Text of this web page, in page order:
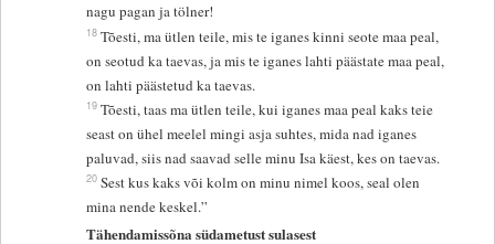
nagu pagan ja tölner!
18 Tõesti, ma ütlen teile, mis te iganes kinni seote maa peal,
on seotud ka taevas, ja mis te iganes lahti päästate maa peal,
on lahti päästetud ka taevas.
19 Tõesti, taas ma ütlen teile, kui iganes maa peal kaks teie
seast on ühel meelel mingi asja suhtes, mida nad iganes
paluvad, siis nad saavad selle minu Isa käest, kes on taevas.
20 Sest kus kaks või kolm on minu nimel koos, seal olen
mina nende keskel.”
Tähendamissõna südametust sulasest